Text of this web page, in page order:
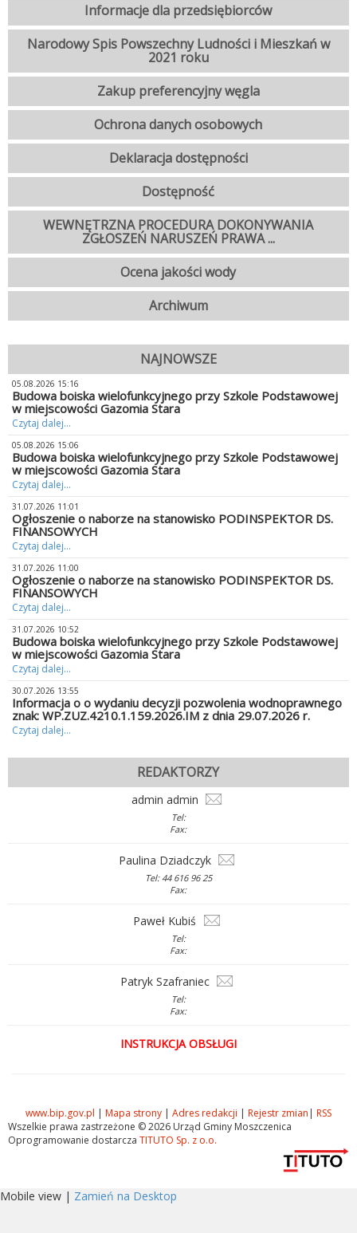
Informacje dla przedsiębiorców
Narodowy Spis Powszechny Ludności i Mieszkań w
2021 roku
Zakup preferencyjny węgla
Ochrona danych osobowych
Deklaracja dostępności
Dostępność
WEWNĘTRZNA PROCEDURA DOKONYWANIA
ZGŁOSZEŃ NARUSZEŃ PRAWA ...
Ocena jakości wody
Archiwum
NAJNOWSZE
05.08.2026 15:16
Budowa boiska wielofunkcyjnego przy Szkole Podstawowej
w miejscowości Gazomia Stara
Czytaj dalej...
05.08.2026 15:06
Budowa boiska wielofunkcyjnego przy Szkole Podstawowej
w miejscowości Gazomia Stara
Czytaj dalej...
31.07.2026 11:01
Ogłoszenie o naborze na stanowisko PODINSPEKTOR DS.
FINANSOWYCH
Czytaj dalej...
31.07.2026 11:00
Ogłoszenie o naborze na stanowisko PODINSPEKTOR DS.
FINANSOWYCH
Czytaj dalej...
31.07.2026 10:52
Budowa boiska wielofunkcyjnego przy Szkole Podstawowej
w miejscowości Gazomia Stara
Czytaj dalej...
30.07.2026 13:55
Informacja o o wydaniu decyzji pozwolenia wodnoprawnego
znak: WP.ZUZ.4210.1.159.2026.IM z dnia 29.07.2026 r.
Czytaj dalej...
REDAKTORZY
admin admin
Tel:
Fax:
Paulina Dziadczyk
Tel: 44 616 96 25
Fax:
Paweł Kubiś
Tel:
Fax:
Patryk Szafraniec
Tel:
Fax:
INSTRUKCJA OBSŁUGI
www.bip.gov.pl | Mapa strony | Adres redakcji | Rejestr zmian | RSS
Wszelkie prawa zastrzeżone © 2026 Urząd Gminy Moszczenica
Oprogramowanie dostarcza TITUTO Sp. z o.o.
Mobile view | Zamień na Desktop